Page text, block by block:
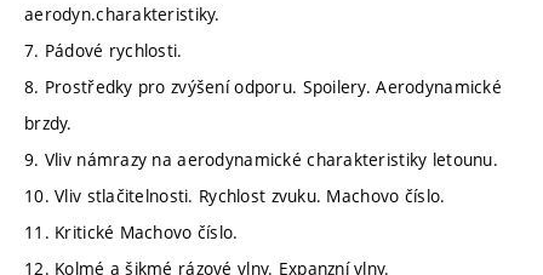
aerodyn.charakteristiky.
7. Pádové rychlosti.
8. Prostředky pro zvýšení odporu. Spoilery. Aerodynamické
brzdy.
9. Vliv námrazy na aerodynamické charakteristiky letounu.
10. Vliv stlačitelnosti. Rychlost zvuku. Machovo číslo.
11. Kritické Machovo číslo.
12. Kolmé a šikmé rázové vlny. Expanzní vlny.